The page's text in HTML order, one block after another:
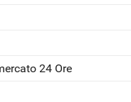
24 Ore